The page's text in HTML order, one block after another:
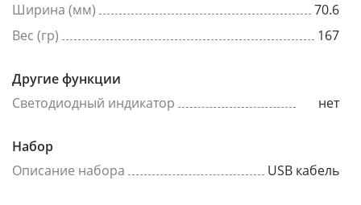
Ширина (мм)
70.6
Вес (гр)
167
Другие функции
Светодиодный индикатор
нет
Набор
Описание набора
USB кабель